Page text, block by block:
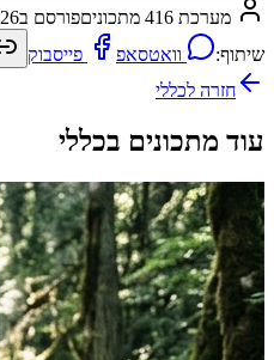
מערכת 416 מתכונים פורסם ב26 במרץ 2023
שיתוף:
וואטסאפ פייסבוק
חזרה לכללי
עוד מתכונים בכללי